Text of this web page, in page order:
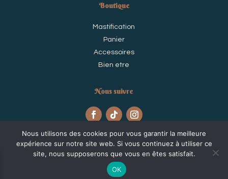
Boutique
Mastification
Panier
Accessoires
Bien etre
Nous suivre
@Odace
Nous utilisons des cookies pour vous garantir la meilleure
expérience sur notre site web. Si vous continuez à utiliser ce
site, nous supposerons que vous en êtes satisfait.
OK